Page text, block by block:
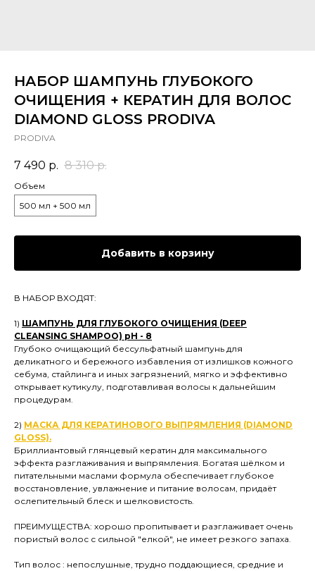
НАБОР ШАМПУНЬ ГЛУБОКОГО
ОЧИЩЕНИЯ + КЕРАТИН ДЛЯ ВОЛОС
DIAMOND GLOSS PRODIVA
PRODIVA
7 490 р. 8 310 р.
Объем
500 мл + 500 мл
Добавить в корзину
В НАБОР ВХОДЯТ:
1) ШАМПУНЬ ДЛЯ ГЛУБОКОГО ОЧИЩЕНИЯ (DEEP
CLEANSING SHAMPOO) pH - 8
Глубоко очищающий бессульфатный шампунь для
деликатного и бережного избавления от излишков кожного
себума, стайлинга и иных загрязнений, мягко и эффективно
открывает кутикулу, подготавливая волосы к дальнейшим
процедурам.
2) МАСКА ДЛЯ КЕРАТИНОВОГО ВЫПРЯМЛЕНИЯ (DIAMOND
GLOSS).
Бриллиантовый глянцевый кератин для максимального
эффекта разглаживания и выпрямления. Богатая шёлком и
питательными маслами формула обеспечивает глубокое
восстановление, увлажнение и питание волосам, придаёт
ослепительный блеск и шелковистость.
ПРЕИМУЩЕСТВА: хорошо пропитывает и разглаживает очень
пористый волос с сильной "елкой", не имеет резкого запаха.
Тип волос : непослушные, трудно поддающиеся, средние и